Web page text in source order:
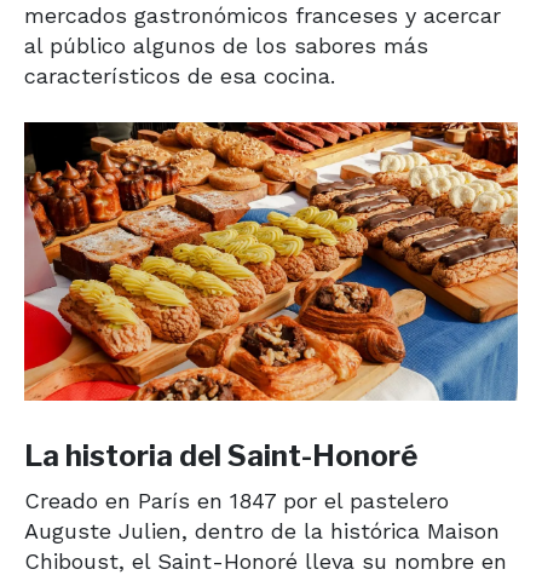
mercados gastronómicos franceses y acercar
al público algunos de los sabores más
característicos de esa cocina.
La historia del Saint-Honoré
Creado en París en 1847 por el pastelero
Auguste Julien, dentro de la histórica Maison
Chiboust, el Saint-Honoré lleva su nombre en